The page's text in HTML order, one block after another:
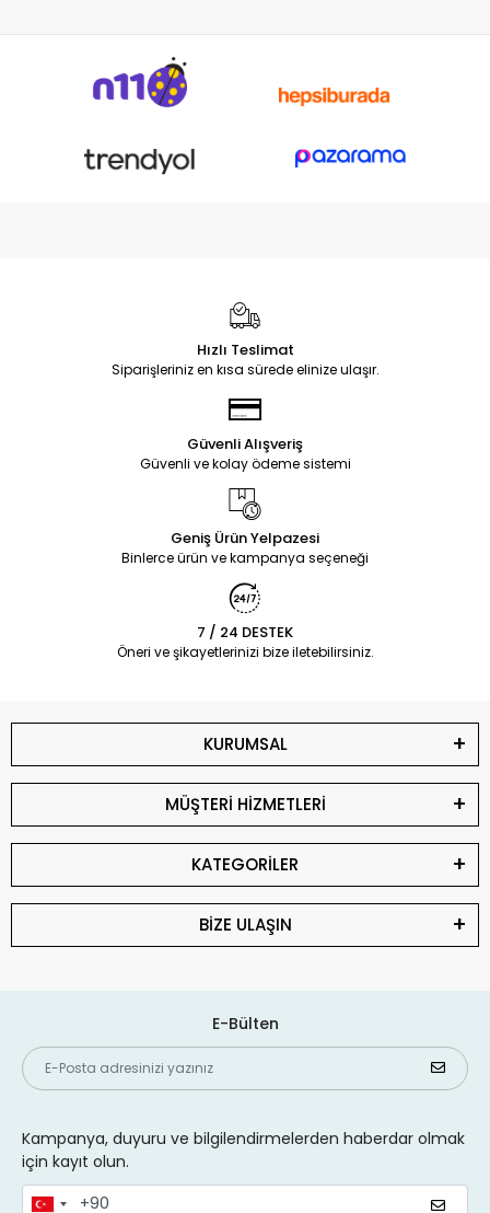
Hızlı Teslimat
Siparişleriniz en kısa sürede elinize ulaşır.
Güvenli Alışveriş
Güvenli ve kolay ödeme sistemi
Geniş Ürün Yelpazesi
Binlerce ürün ve kampanya seçeneği
7 / 24 DESTEK
Öneri ve şikayetlerinizi bize iletebilirsiniz.
KURUMSAL
MÜŞTERİ HİZMETLERİ
KATEGORİLER
BİZE ULAŞIN
E-Bülten
Kampanya, duyuru ve bilgilendirmelerden haberdar olmak
için kayıt olun.